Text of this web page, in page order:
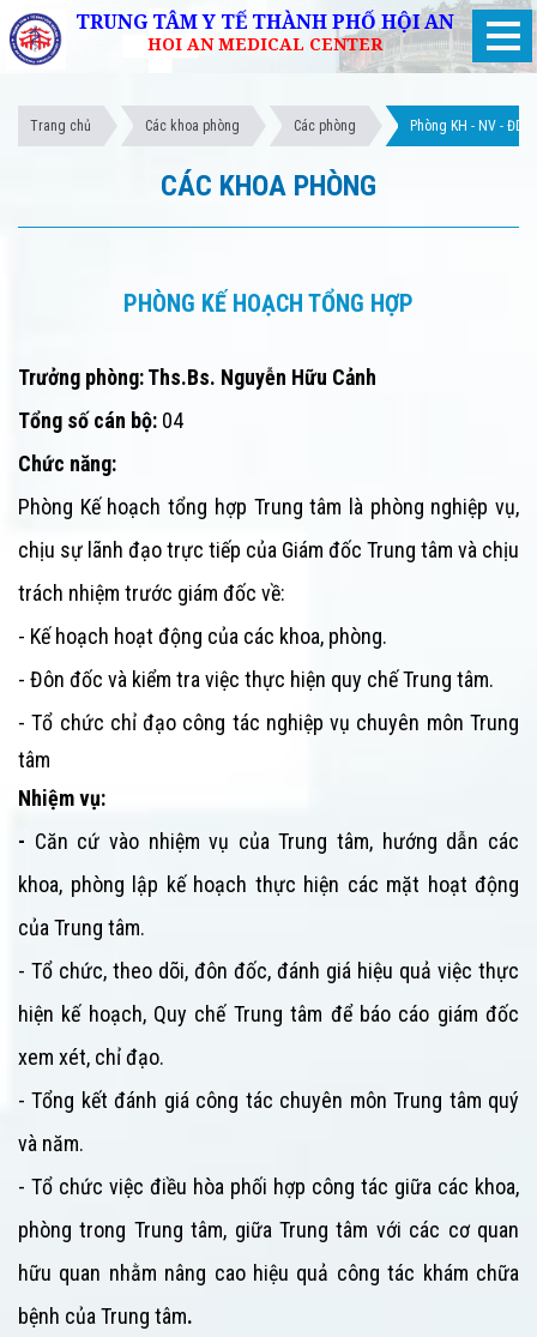
Trang chủ Các khoa phòng Các phòng Phòng KH - NV - ĐD
CÁC KHOA PHÒNG
PHÒNG KẾ HOẠCH TỔNG HỢP
Trưởng phòng: Ths.Bs. Nguyễn Hữu Cảnh
Tổng số cán bộ: 04
Chức năng:
Phòng Kế hoạch tổng hợp Trung tâm là phòng nghiệp vụ,
chịu sự lãnh đạo trực tiếp của Giám đốc Trung tâm và chịu
trách nhiệm trước giám đốc về:
- Kế hoạch hoạt động của các khoa, phòng.
- Đôn đốc và kiểm tra việc thực hiện quy chếTrung tâm.
- Tổ chức chỉ đạo công tác nghiệp vụ chuyên môn Trung
tâm
Nhiệm vụ:
- Căn cứ vào nhiệm vụ củaTrung tâm, hướng dẫn các
khoa, phòng lập kế hoạch thực hiện các mặt hoạt động
của Trung tâm.
- Tổ chức, theo dõi, đôn đốc, đánh giá hiệu quả việc thực
hiện kế hoạch, Quy chế Trung tâm để báo cáo giám đốc
xem xét, chỉ đạo.
- Tổng kết đánh giá công tác chuyên mônTrung tâm quý
và năm.
- Tổ chức việc điều hòa phối hợp công tác giữa các khoa,
phòng trong Trung tâm, giữaTrung tâm với các cơ quan
hữu quan nhằm nâng cao hiệu quả công tác khám chữa
bệnh của Trung tâm.
TRUNG TÂM Y TẾ THÀNH PHỐ HỘI AN
HOI AN MEDICAL CENTER